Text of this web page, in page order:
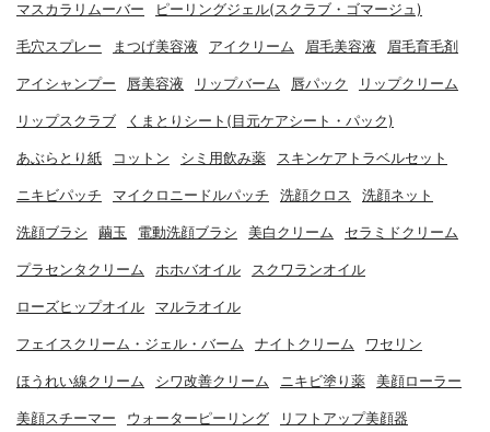
マスカラリムーバー ピーリングジェル(スクラブ・ゴマージュ)
毛穴スプレー まつげ美容液 アイクリーム 眉毛美容液 眉毛育毛剤
アイシャンプー 唇美容液 リップバーム 唇パック リップクリーム
リップスクラブ くまとりシート(目元ケアシート・パック)
あぶらとり紙 コットン シミ用飲み薬 スキンケアトラベルセット
ニキビパッチ マイクロニードルパッチ 洗顔クロス 洗顔ネット
洗顔ブラシ 繭玉 電動洗顔ブラシ 美白クリーム セラミドクリーム
プラセンタクリーム ホホバオイル スクワランオイル
ローズヒップオイル マルラオイル
フェイスクリーム・ジェル・バーム ナイトクリーム ワセリン
ほうれい線クリーム シワ改善クリーム ニキビ塗り薬 美顔ローラー
美顔スチーマー ウォーターピーリング リフトアップ美顔器